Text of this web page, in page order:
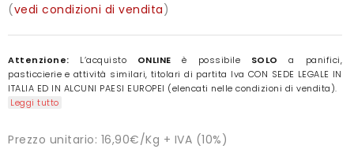
(vedi condizioni di vendita)
Attenzione: L’acquisto ONLINE è possibile SOLOa panifici,
pasticcierie e attività similari, titolari di partita Iva CON SEDE LEGALE IN
ITALIA ED IN ALCUNI PAESI EUROPEI (elencati nelle condizioni di vendita).
Leggi tutto
Prezzo unitario: 16,90€/Kg + IVA (10%)